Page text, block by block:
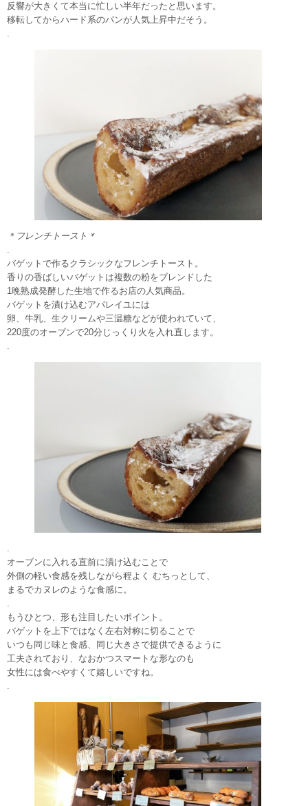
反響が大きくて本当に忙しい半年だったと思います。
移転してからハード系のパンが人気上昇中だそう。
.
＊フレンチトースト＊
.
バゲットで作るクラシックなフレンチトースト。
香りの香ばしいバゲットは複数の粉をブレンドした
1晩熟成発酵した生地で作るお店の人気商品。
バゲットを漬け込むアパレイユには
卵、牛乳、生クリームや三温糖などが使われていて、
220度のオーブンで20分じっくり火を入れ直します。
.
オーブンに入れる直前に漬け込むことで
外側の軽い食感を残しながら程よく むちっとして、
まるでカヌレのような食感に。
もうひとつ、形も注目したいポイント。
バゲットを上下ではなく左右対称に切ることで
いつも同じ味と食感、同じ大きさで提供できるように
工夫されており、なおかつスマートな形なのも
女性には食べやすくて嬉しいですね。